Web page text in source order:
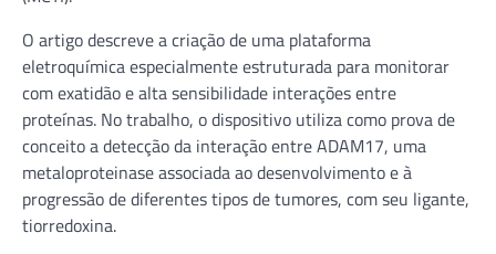
O artigo descreve a criação de uma plataforma
eletroquímica especialmente estruturada para monitorar
com exatidão e alta sensibilidade interações entre
proteínas. No trabalho, o dispositivo utiliza como prova de
conceito a detecção da interação entre ADAM17, uma
metaloproteinase associada ao desenvolvimento e à
progressão de diferentes tipos de tumores, com seu ligante,
tiorredoxina.